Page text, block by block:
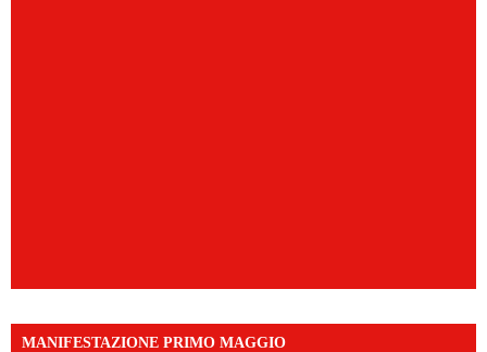
MANIFESTAZIONE PRIMO MAGGIO